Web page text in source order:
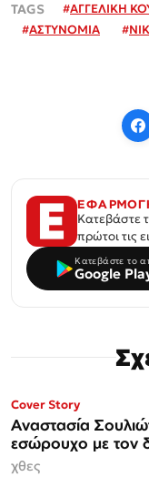
#ΑΓΓΕΛΙΚΗ
#ΑΣΤΥΝΟΜΙΑ #
ΕΦΑΡΜΟΓΗ
Κατεβάστε
πρώτοι τις
Κατεβάστε το
Google
ΜΟΝΟ ΣΤΗΝ
Espresso
Cover Story
Αναστασία
εσώρουχο με τον
χθες